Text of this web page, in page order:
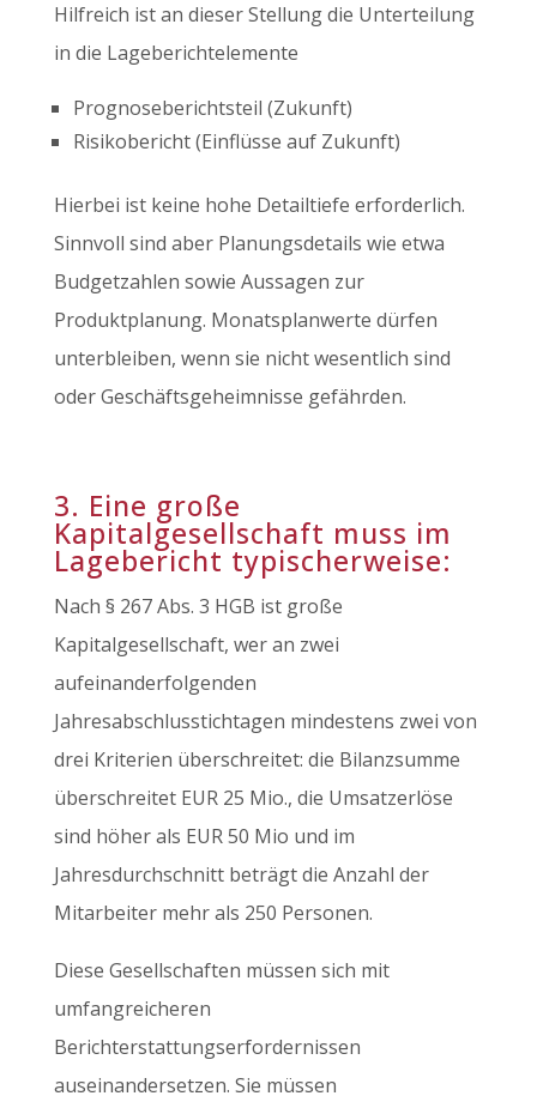
Hilfreich ist an dieser Stellung die Unterteilung
in die Lageberichtelemente
Prognoseberichtsteil (Zukunft)
Risikobericht (Einflüsse auf Zukunft)
Hierbei ist keine hohe Detailtiefe erforderlich.
Sinnvoll sind aber Planungsdetails wie etwa
Budgetzahlen sowie Aussagen zur
Produktplanung. Monatsplanwerte dürfen
unterbleiben, wenn sie nicht wesentlich sind
oder Geschäftsgeheimnisse gefährden.
3. Eine große
Kapitalgesellschaft muss im
Lagebericht typischerweise:
Nach § 267 Abs. 3 HGB ist große
Kapitalgesellschaft, wer an zwei
aufeinanderfolgenden
Jahresabschlusstichtagen mindestens zwei von
drei Kriterien überschreitet: die Bilanzsumme
überschreitet EUR 25 Mio., die Umsatzerlöse
sind höher als EUR 50 Mio und im
Jahresdurchschnitt beträgt die Anzahl der
Mitarbeiter mehr als 250 Personen.
Diese Gesellschaften müssen sich mit
umfangreicheren
Berichterstattungserfordernissen
auseinandersetzen. Sie müssen